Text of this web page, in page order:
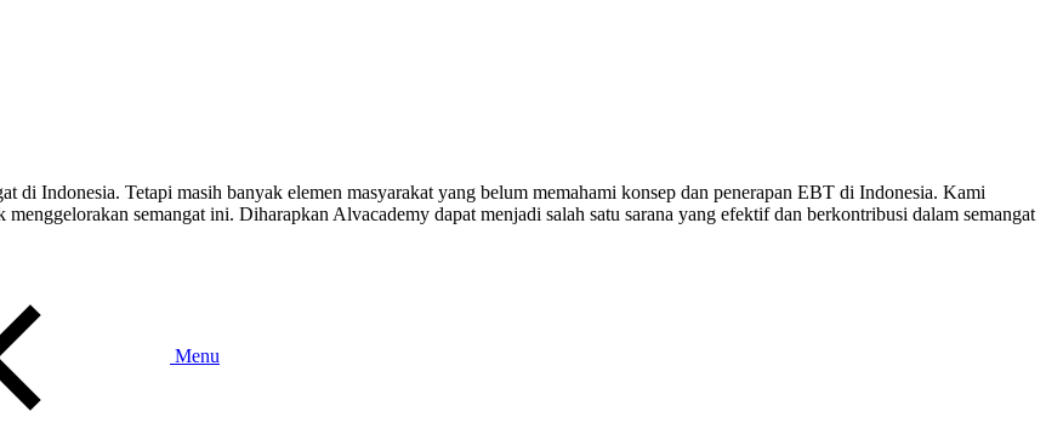
di Indonesia. Tetapi masih banyak elemen masyarakat yang belum memahami konsep dan penerapan EBT di Indonesia. Kami
semangat ini. Diharapkan Alvacademy dapat menjadi salah satu sarana yang efektif dan berkontribusi dalam semangat
Menu